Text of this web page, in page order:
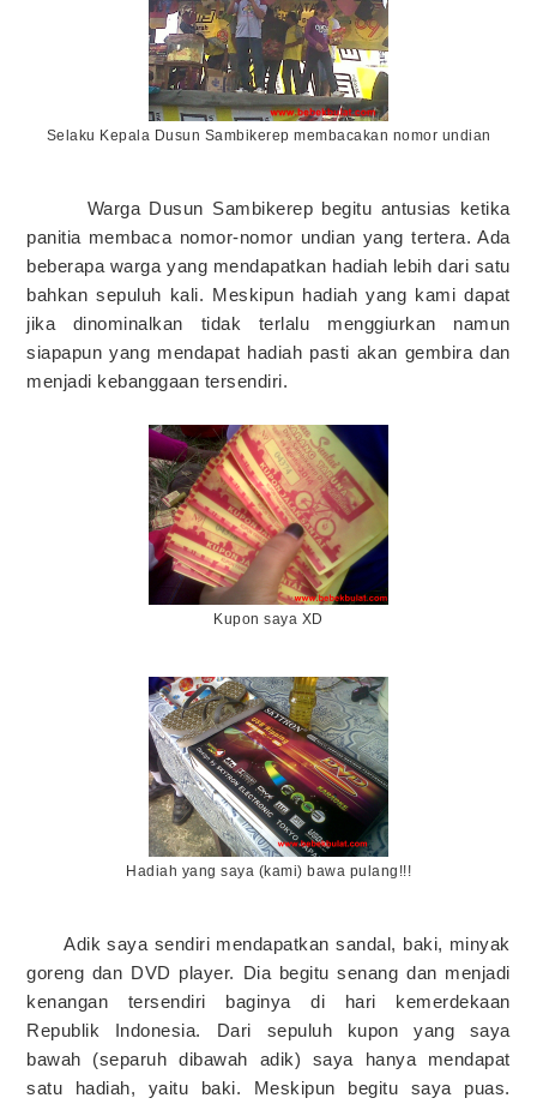
Selaku Kepala Dusun Sambikerep membacakan nomor undian
Warga Dusun Sambikerep begitu antusias ketika
panitia membaca nomor-nomor undian yang tertera. Ada
beberapa warga yang mendapatkan hadiah lebih dari satu
bahkan sepuluh kali. Meskipun hadiah yang kami dapat
jika dinominalkan tidak terlalu menggiurkan namun
siapapun yang mendapat hadiah pasti akan gembira dan
menjadi kebanggaan tersendiri.
Kupon saya XD
Hadiah yang saya (kami) bawa pulang!!!
Adik saya sendiri mendapatkan sandal, baki, minyak
goreng dan DVD player. Dia begitu senang dan menjadi
kenangan tersendiri baginya di hari kemerdekaan
Republik Indonesia. Dari sepuluh kupon yang saya
bawah (separuh dibawah adik) saya hanya mendapat
satu hadiah, yaitu baki. Meskipun begitu saya puas.